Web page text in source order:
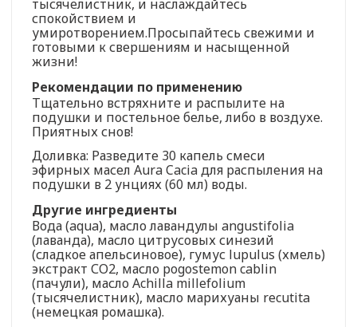
тысячелистник, и наслаждайтесь
спокойствием и
умиротворением.Просыпайтесь свежими и
готовыми к свершениям и насыщенной
жизни!
Рекомендации по применению
Тщательно встряхните и распылите на
подушки и постельное белье, либо в воздухе.
Приятных снов!
Доливка: Разведите 30 капель смеси
эфирных масел Aura Cacia для распыления на
подушки в 2 унциях (60 мл) воды.
Другие ингредиенты
Вода (aqua), масло лавандулы angustifolia
(лаванда), масло цитрусовых синезий
(сладкое апельсиновое), гумус lupulus (хмель)
экстракт СО2, масло pogostemon cablin
(пачули), масло Achilla millefolium
(тысячелистник), масло марихуаны recutita
(немецкая ромашка).